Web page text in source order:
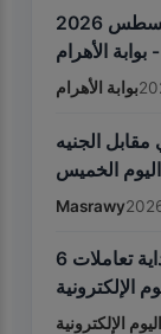
سعر الريال السعودي اليوم الخميس 6 أغسطس 2026
- بوابة الأهرام
بوابة الأهرام
مقابل الجنيه
Masrawy
تراجع سعر الريال السعودي في بداية تعاملات 6
الإلكترونية